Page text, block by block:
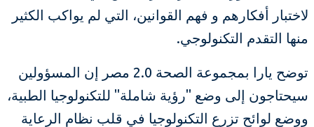
لاختبار أفكارهم و فهم القوانين، التي لم يواكب الكثير
منها التقدم التكنولوجي.
توضح يارا بمجموعة الصحة 2.0 مصر إن المسؤولين
سيحتاجون إلى وضع "رؤية شاملة" للتكنولوجيا الطبية،
ووضع لوائح تزرع التكنولوجيا في قلب نظام الرعاية